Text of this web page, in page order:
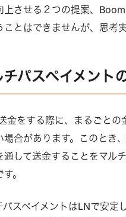
上させる２つの提案、
ことはできませんが、思考
チパスペイメント
金をする際に、まるごと
場合があります。このとき
通して送金することをマル
。
パスペイメントはLNで安定